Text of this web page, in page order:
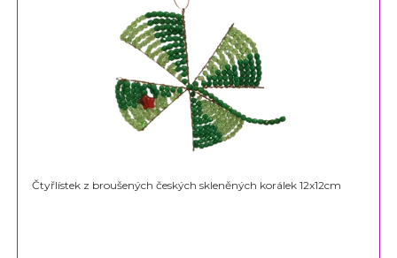
Čtyřlístek z broušených českých skleněných korálek 12x12cm